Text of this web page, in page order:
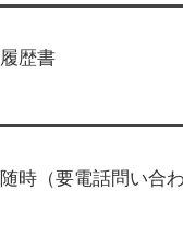
履歴書
随時（要電話問い合